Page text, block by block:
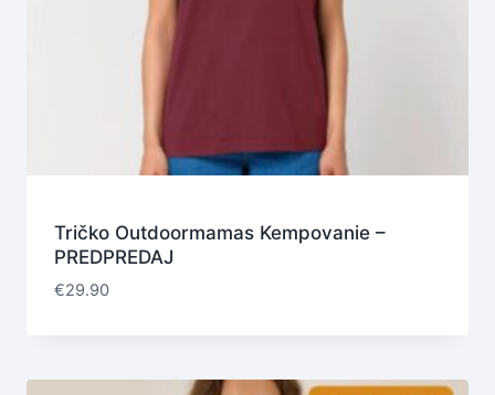
Tričko Outdoormamas Kempovanie –
PREDPREDAJ
€29.90